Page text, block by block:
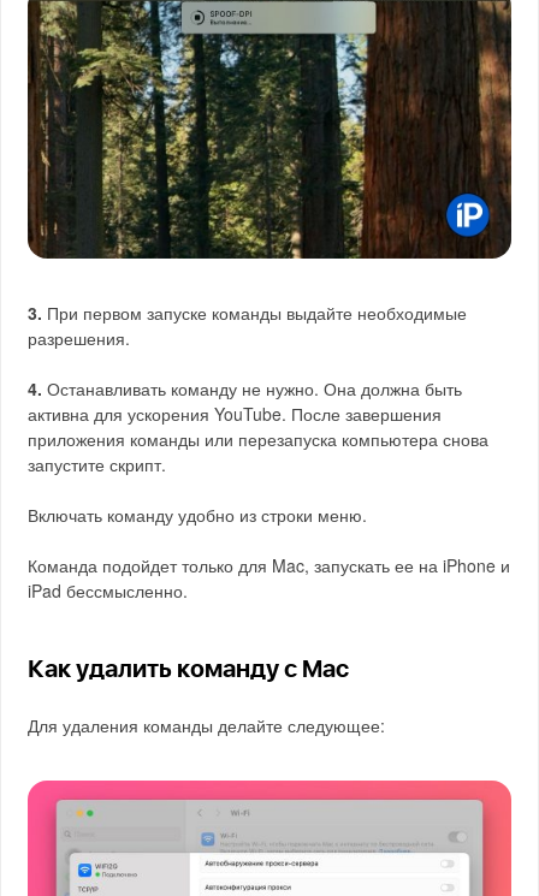
3. При первом запуске команды выдайте необходимые
разрешения.
4. Останавливать команду не нужно. Она должна быть
активна для ускорения YouTube. После завершения
приложения команды или перезапуска компьютера снова
запустите скрипт.
Включать команду удобно из строки меню.
Команда подойдет только для Mac, запускать ее на iPhone и
iPad бессмысленно.
Как удалить команду с Mac
Для удаления команды делайте следующее: